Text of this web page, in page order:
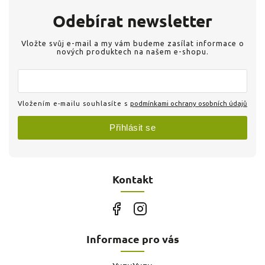
Kontakt
Odebírat newsletter
Vložte svůj e-mail a my vám budeme zasílat informace o
nových produktech na našem e-shopu.
Vložením e-mailu souhlasíte s podmínkami ochrany osobních údajů
Přihlásit se
Informace pro vás